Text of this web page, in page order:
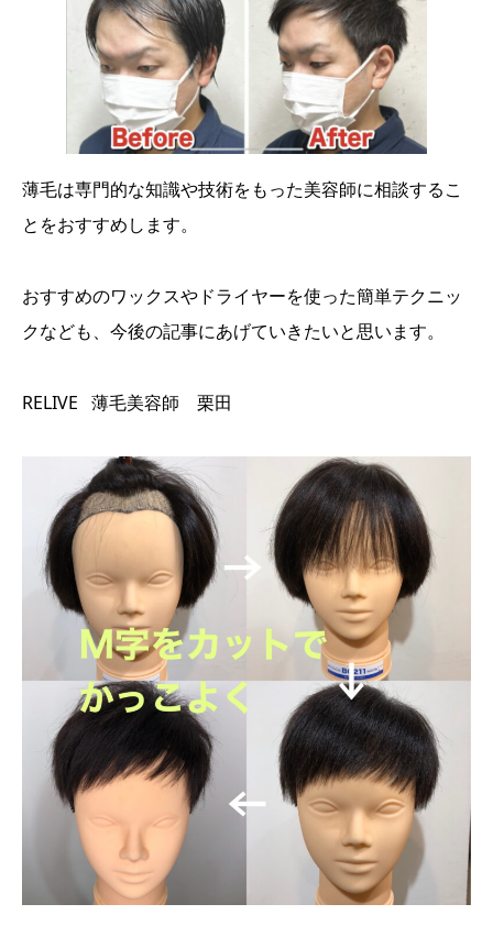
薄毛は専門的な知識や技術をもった美容師に相談するこ
とをおすすめします。
おすすめのワックスやドライヤーを使った簡単テクニッ
クなども、今後の記事にあげていきたいと思います。
RELIVE 薄毛美容師 栗田